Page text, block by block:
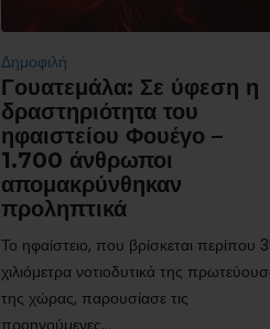
Δημοφιλή
Γουατεμάλα: Σε ύφεση η
δραστηριότητα του
ηφαιστείου Φουέγο –
1.700 άνθρωποι
απομακρύνθηκαν
προληπτικά
Το ηφαίστειο, που βρίσκεται περίπου
χιλιόμετρα νοτιοδυτικά της
της χώρας, παρουσίασε τις
προηγούμενες...